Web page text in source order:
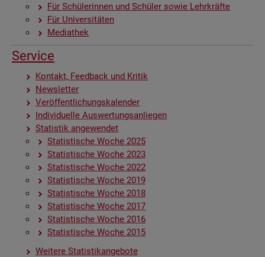
Für Schü­le­rin­nen und Schü­ler sowie Lehr­kräf­te
Für Uni­ver­si­tä­ten
Me­dia­thek
Ser­vice
Kon­takt, Feed­back und Kri­tik
News­let­ter
Ver­öf­fent­li­chungs­ka­len­der
In­di­vi­du­el­le Aus­wer­tungs­an­lie­gen
Sta­tis­tik an­ge­wen­det
Sta­tis­ti­sche Woche 2025
Sta­tis­ti­sche Woche 2023
Sta­tis­ti­sche Woche 2022
Sta­tis­ti­sche Woche 2019
Sta­tis­ti­sche Woche 2018
Sta­tis­ti­sche Woche 2017
Sta­tis­ti­sche Woche 2016
Sta­tis­ti­sche Woche 2015
Wei­te­re Sta­tis­tik­an­ge­bo­te